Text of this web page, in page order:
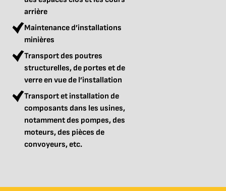
arrière
Maintenance d’installations
minières
Transport des poutres
structurelles, de portes et de
verre en vue de l’installation
Transport et installation de
composants dans les usines,
notamment des pompes, des
moteurs, des pièces de
convoyeurs, etc.